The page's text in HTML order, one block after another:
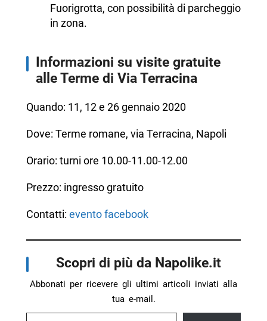
Fuorigrotta, con possibilità di parcheggio
in zona.
Informazioni su visite gratuite
alle Terme di Via Terracina
Quando: 11, 12 e 26 gennaio 2020
Dove: Terme romane, via Terracina, Napoli
Orario: turni ore 10.00-11.00-12.00
Prezzo: ingresso gratuito
Contatti: evento facebook
Scopri di più da Napolike.it
Abbonati per ricevere gli ultimi articoli inviati alla
tua e-mail.
Digita la tua e-mail...